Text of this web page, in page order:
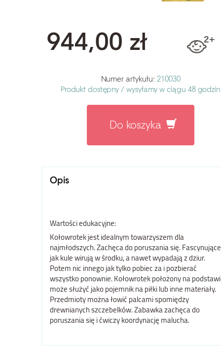
944,00 zł
Numer artykułu: 210030
Produkt dostępny / wysyłamy w ciągu 48 godzin
Do koszyka
Opis
Wartości edukacyjne:
Kołowrotek jest idealnym towarzyszem dla
najmłodszych. Zachęca do poruszania się.
jak kule wirują w środku, a nawet wypadają z dziur.
Potem nic innego jak tylko pobiec za i pozbierać
wszystko ponownie. Kołowrotek położony na
może służyć jako pojemnik na piłki lub inne materiały.
Przedmioty można łowić palcami spomiędzy
drewnianych szczebelków. Zabawka zachęca do
poruszania się i ćwiczy koordynację malucha.